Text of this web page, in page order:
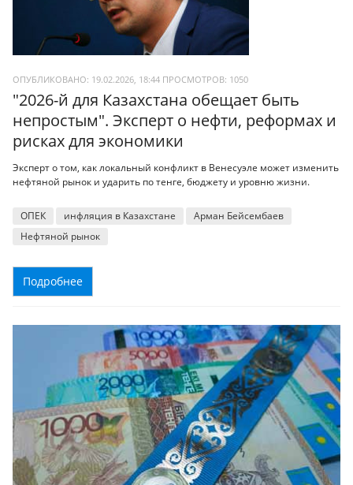
ОПУБЛИКОВАНО: 19.02.2026, 18:44 ПРОСМОТРОВ: 1050
"2026-й для Казахстана обещает быть
непростым". Эксперт о нефти, реформах и
рисках для экономики
Эксперт о том, как локальный конфликт в Венесуэле может изменить
нефтяной рынок и ударить по тенге, бюджету и уровню жизни.
ОПЕК инфляция в Казахстане
Арман Бейсембаев
Нефтяной рынок
Подробнее